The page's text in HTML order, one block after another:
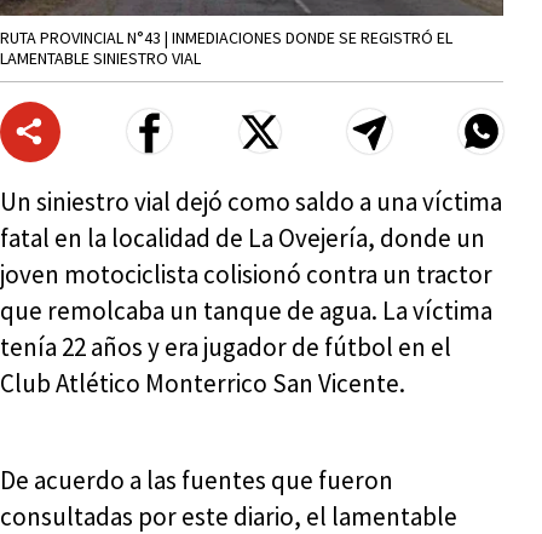
RUTA PROVINCIAL N°43 | INMEDIACIONES DONDE SE REGISTRÓ EL
LAMENTABLE SINIESTRO VIAL
Un siniestro vial dejó como saldo a una víctima
fatal en la localidad de La Ovejería, donde un
joven motociclista colisionó contra un tractor
que remolcaba un tanque de agua. La víctima
tenía 22 años y era jugador de fútbol en el
Club Atlético Monterrico San Vicente.
De acuerdo a las fuentes que fueron
consultadas por este diario, el lamentable